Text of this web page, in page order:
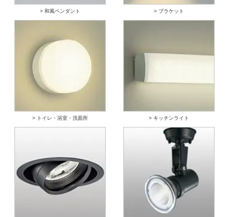
> 和風ペンダント > ブラケット
> トイレ・浴室・洗面所 > キッチンライト